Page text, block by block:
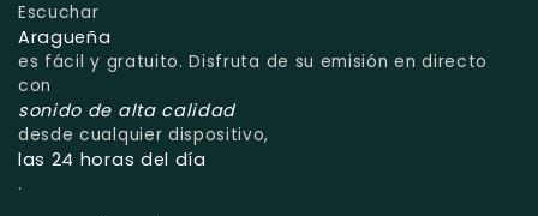
Escuchar
Aragueña
es fácil y gratuito. Disfruta de su emisión en directo
con
sonido de alta calidad
desde cualquier dispositivo,
las 24 horas del día
.